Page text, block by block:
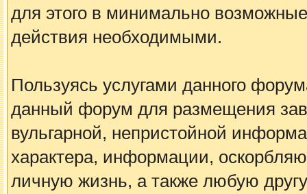
для этого в минимально
действия необходимыми.
Пользуясь услугами данного
данный форум для размещения
вульгарной, непристойной
характера, информации,
личную жизнь, а также любую